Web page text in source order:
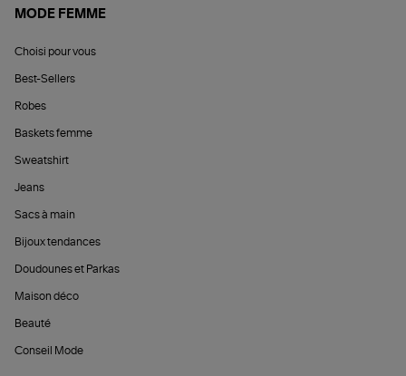
MODE FEMME
Choisi pour vous
Best-Sellers
Robes
Baskets femme
Sweatshirt
Jeans
Sacs à main
Bijoux tendances
Doudounes et Parkas
Maison déco
Beauté
Conseil Mode